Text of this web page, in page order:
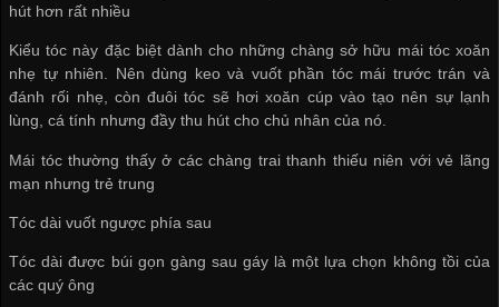
hút hơn rất nhiều
Kiểu tóc này đặc biệt dành cho những chàng sở hữu mái tóc xoăn
nhẹ tự nhiên. Nên dùng keo và vuốt phần tóc mái trước trán và
đánh rối nhẹ, còn đuôi tóc sẽ hơi xoăn cúp vào tạo nên sự lạnh
lùng, cá tính nhưng đầy thu hút cho chủ nhân của nó.
Mái tóc thường thấy ở các chàng trai thanh thiếu niên với vẻ lãng
mạn nhưng trẻ trung
Tóc dài vuốt ngược phía sau
Tóc dài được búi gọn gàng sau gáy là một lựa chọn không tồi của
các quý ông